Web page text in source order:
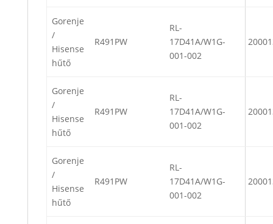
Gorenje
/
Hisense
hűtő
R491PW
RL-
17D41A/W1G-
001-002
Gorenje
/
Hisense
hűtő
R491PW
RL-
17D41A/W1G-
001-002
Gorenje
/
Hisense
hűtő
R491PW
RL-
17D41A/W1G-
001-002